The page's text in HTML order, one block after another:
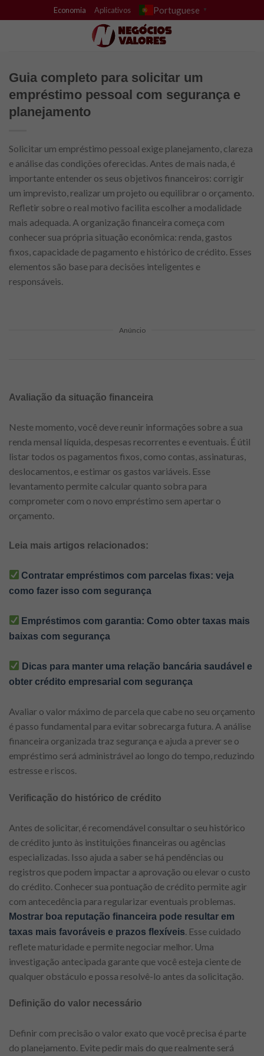
to
Economia Aplicativos Portuguese ▼
Guia completo para solicitar um
empréstimo pessoal com segurança e
planejamento
Solicitar um empréstimo pessoal exige planejamento, clareza
e análise das condições oferecidas. Antes de mais nada, é
importante entender os seus objetivos financeiros: corrigir
um imprevisto, realizar um projeto ou equilibrar o orçamento.
Refletir sobre o real motivo facilita escolher a modalidade
mais adequada. A organização financeira começa com
conhecer sua própria situação econômica: renda, gastos
fixos, capacidade de pagamento e histórico de crédito. Esses
elementos são base para decisões inteligentes e
responsáveis.
Anúncio
Avaliação da situação financeira
Neste momento, você deve reunir informações sobre a sua
renda mensal líquida, despesas recorrentes e eventuais. É útil
listar todos os pagamentos fixos, como contas, assinaturas,
deslocamentos, e estimar os gastos variáveis. Esse
levantamento permite calcular quanto sobra para
comprometer com o novo empréstimo sem apertar o
orçamento.
Leia mais artigos relacionados:
Contratar empréstimos com parcelas fixas: veja
como fazer isso com segurança
Empréstimos com garantia: Como obter taxas mais
baixas com segurança
Dicas para manter uma relação bancária saudável e
obter crédito empresarial com segurança
Avaliar o valor máximo de parcela que cabe no seu orçamento
é passo fundamental para evitar sobrecarga futura. A análise
financeira organizada traz segurança e ajuda a prever se o
empréstimo será administrável ao longo do tempo, reduzindo
estresse e riscos.
Verificação do histórico de crédito
Antes de solicitar, é recomendável consultar o seu histórico
de crédito junto às instituições financeiras ou agências
especializadas. Isso ajuda a saber se há pendências ou
registros que podem impactar a aprovação ou elevar o custo
do crédito. Conhecer sua pontuação de crédito permite agir
com antecedência para regularizar eventuais problemas.
Mostrar boa reputação financeira pode resultar em
taxas mais favoráveis e prazos flexíveis . Esse cuidado
reflete maturidade e permite negociar melhor. Uma
investigação antecipada garante que você esteja ciente de
qualquer obstáculo e possa resolvê-lo antes da solicitação.
Definição do valor necessário
Definir com precisão o valor exato que você precisa é parte
do planejamento. Evite pedir mais do que realmente será